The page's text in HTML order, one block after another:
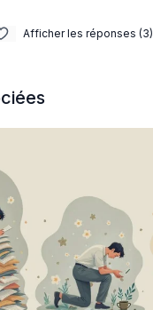
Afficher les réponses (3)